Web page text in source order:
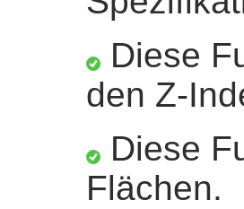
Diese
den Z-
Diese
Flächen.